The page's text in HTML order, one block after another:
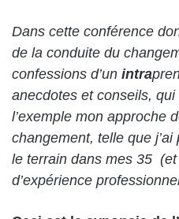
Dans cette conférence
de la conduite du
confessions d’un intra
anecdotes et conseils,
l’exemple mon approche
changement, telle que
le terrain dans mes 35
d’expérience